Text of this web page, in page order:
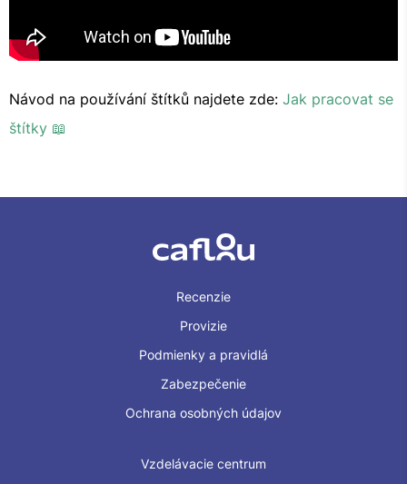
Návod na používání štítků najdete zde: Jak pracovat se
štítky 📖
Recenzie
Provizie
Podmienky a pravidlá
Zabezpečenie
Ochrana osobných údajov
Vzdelávacie centrum